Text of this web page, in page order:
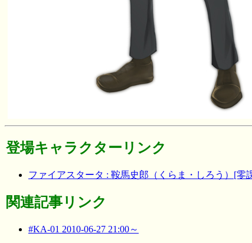
登場キャラクターリンク
ファイアスタータ : 鞍馬史郎（くらま・しろう）[零
関連記事リンク
#KA-01 2010-06-27 21:00～